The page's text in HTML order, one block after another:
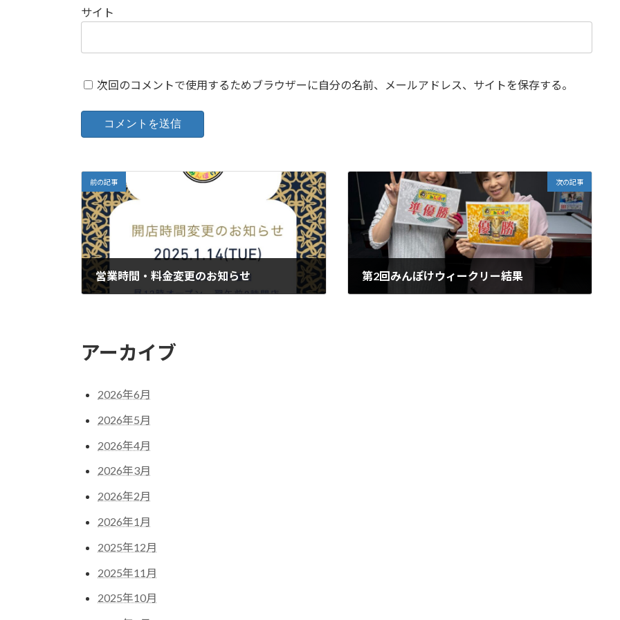
サイト
次回のコメントで使用するためブラウザーに自分の名前、メールアドレス、サイトを保存する。
前の記事
営業時間・料金変更のお知らせ
次の記事
第2回みんぽけウィークリー結果
アーカイブ
2026年6月
2026年5月
2026年4月
2026年3月
2026年2月
2026年1月
2025年12月
2025年11月
2025年10月